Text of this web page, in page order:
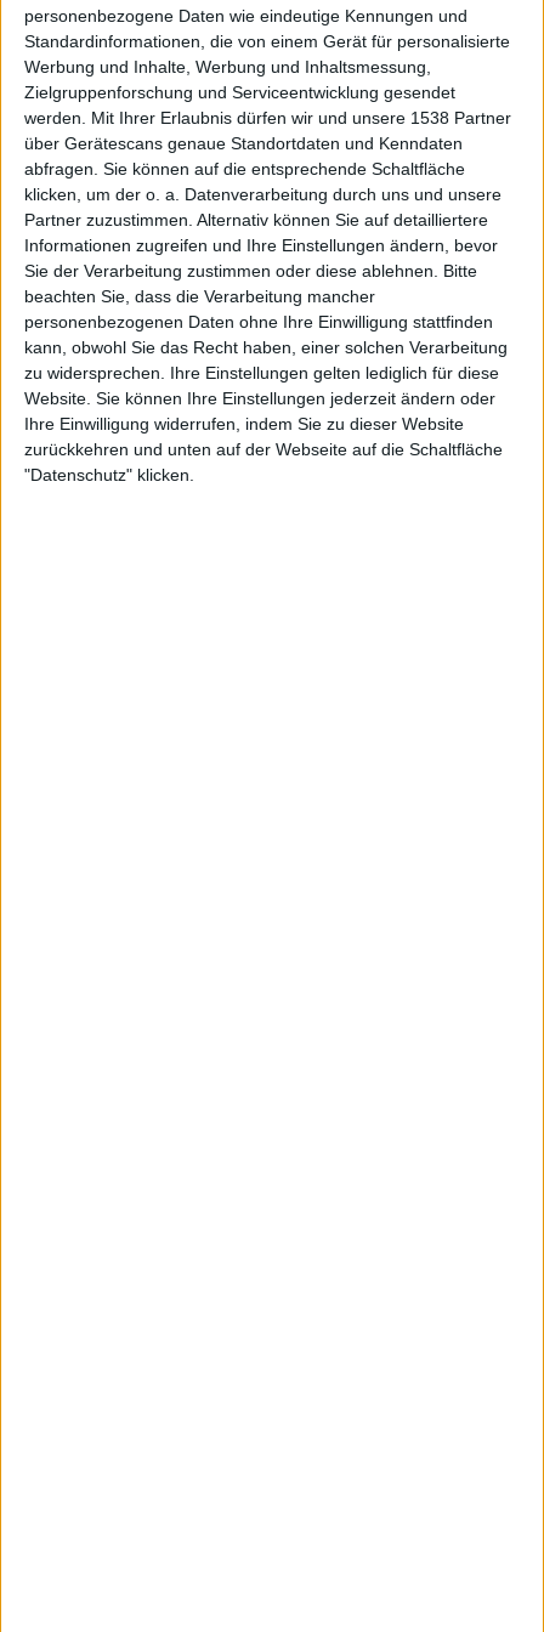
personenbezogene Daten wie eindeutige Kennungen und
Standardinformationen, die von einem Gerät für personalisierte
Werbung und Inhalte, Werbung und Inhaltsmessung,
Zielgruppenforschung und Serviceentwicklung gesendet
werden.
Mit Ihrer Erlaubnis dürfen wir und unsere 1538 Partner
über Gerätescans genaue Standortdaten und Kenndaten
abfragen. Sie können auf die entsprechende Schaltfläche
klicken, um der o. a. Datenverarbeitung durch uns und unsere
Partner zuzustimmen. Alternativ können Sie auf detailliertere
Informationen zugreifen und Ihre Einstellungen ändern, bevor
Sie der Verarbeitung zustimmen oder diese ablehnen.
Bitte
beachten Sie, dass die Verarbeitung mancher
personenbezogenen Daten ohne Ihre Einwilligung stattfinden
kann, obwohl Sie das Recht haben, einer solchen Verarbeitung
zu widersprechen. Ihre Einstellungen gelten lediglich für diese
Website. Sie können Ihre Einstellungen jederzeit ändern oder
Ihre Einwilligung widerrufen, indem Sie zu dieser Website
zurückkehren und unten auf der Webseite auf die Schaltfläche
"Datenschutz" klicken.
bannt. Mehr kann man als Fan (abgesehen von der
obligatorischen ‘Lieblingssong-Diskussion’) nicht
erwarten.
Zur Startseite
07.02.2017
Colin Büttner
Newsletter abonnieren